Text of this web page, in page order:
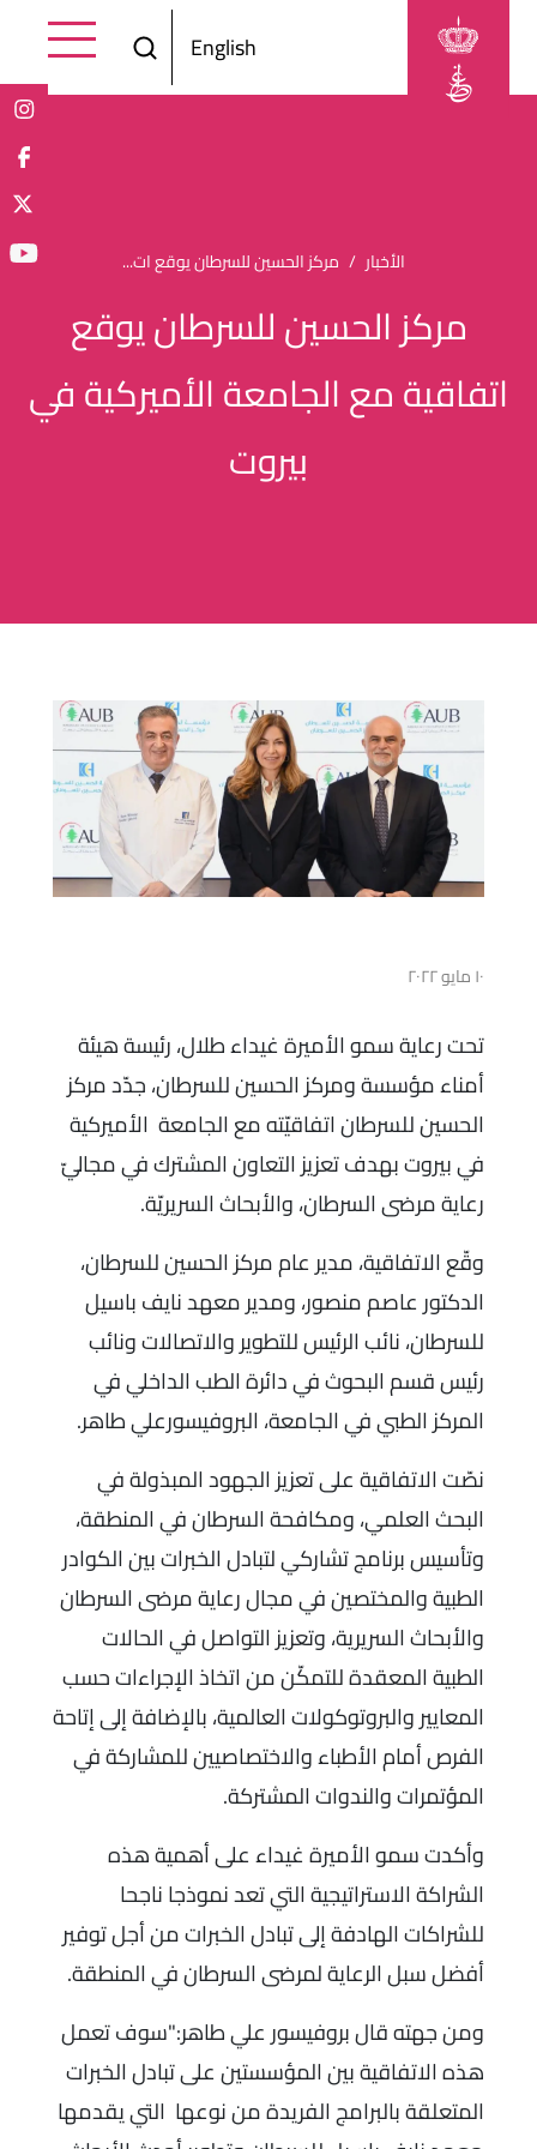
Skip to main content
English
Breadcrumb
الأخبار مركز الحسين للسرطان يوقع ات...
مركز الحسين للسرطان يوقع
اتفاقية مع الجامعة الأميركية في
بيروت
١٠ مايو ٢٠٢٢
تحت رعاية سمو الأميرة غيداء طلال، رئيسة هيئة
أمناء مؤسسة ومركز الحسين للسرطان، جدّد مركز
الحسين للسرطان اتفاقيّته مع الجامعة الأميركية
في بيروت بهدف تعزيز التعاون المشترك في مجاليّ
رعاية مرضى السرطان، والأبحاث السريريّة.
وقّع الاتفاقية، مدير عام مركز الحسين للسرطان،
الدكتور عاصم منصور، ومدير معهد نايف باسيل
للسرطان، نائب الرئيس للتطوير والاتصالات ونائب
رئيس قسم البحوث في دائرة الطب الداخلي في
المركز الطبي في الجامعة، البروفيسورعلي طاهر.
نصّت الاتفاقية على تعزيز الجهود المبذولة في
البحث العلمي، ومكافحة السرطان في المنطقة،
وتأسيس برنامج تشاركي لتبادل الخبرات بين الكوادر
الطبية والمختصين في مجال رعاية مرضى السرطان
والأبحاث السريرية، وتعزيز التواصل في الحالات
الطبية المعقدة للتمكّن من اتخاذ الإجراءات حسب
المعايير والبروتوكولات العالمية، بالإضافة إلى إتاحة
الفرص أمام الأطباء والاختصاصيين للمشاركة في
المؤتمرات والندوات المشتركة.
وأكدت سمو الأميرة غيداء على أهمية هذه
الشراكة الاستراتيجية التي تعد نموذجا ناجحا
للشراكات الهادفة إلى تبادل الخبرات من أجل توفير
أفضل سبل الرعاية لمرضى السرطان في المنطقة.
ومن جهته قال بروفيسور علي طاهر:"سوف تعمل
هذه الاتفاقية بين المؤسستين على تبادل الخبرات
المتعلقة بالبرامج الفريدة من نوعها التي يقدمها